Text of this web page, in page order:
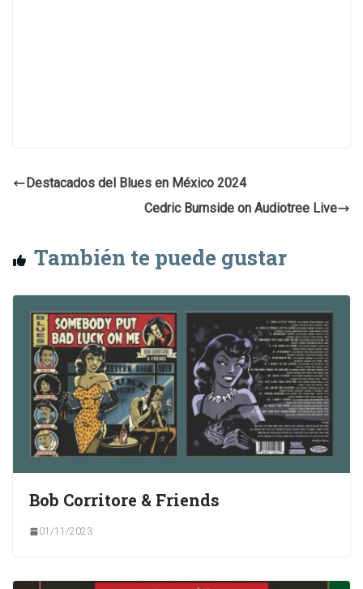
Destacados del Blues en México 2024
Cedric Burnside on Audiotree Live
También te puede gustar
Bob Corritore & Friends
01/11/2023